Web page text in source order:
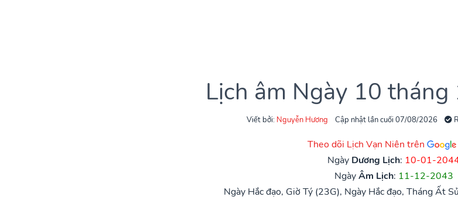
Lịch âm Ngày 10
Viết bởi: Nguyễn Hương Cập nhật lần cuối 07/08/2026
Theo dõi Lịch Vạn Niên trên
Ngày Dương Lịch: 10-01-
NgàyÂm Lịch: 11-12-2043
Ngày Hắc đạo, Giờ Tý (23G), Ngày Hắc đạo, Tháng Ất